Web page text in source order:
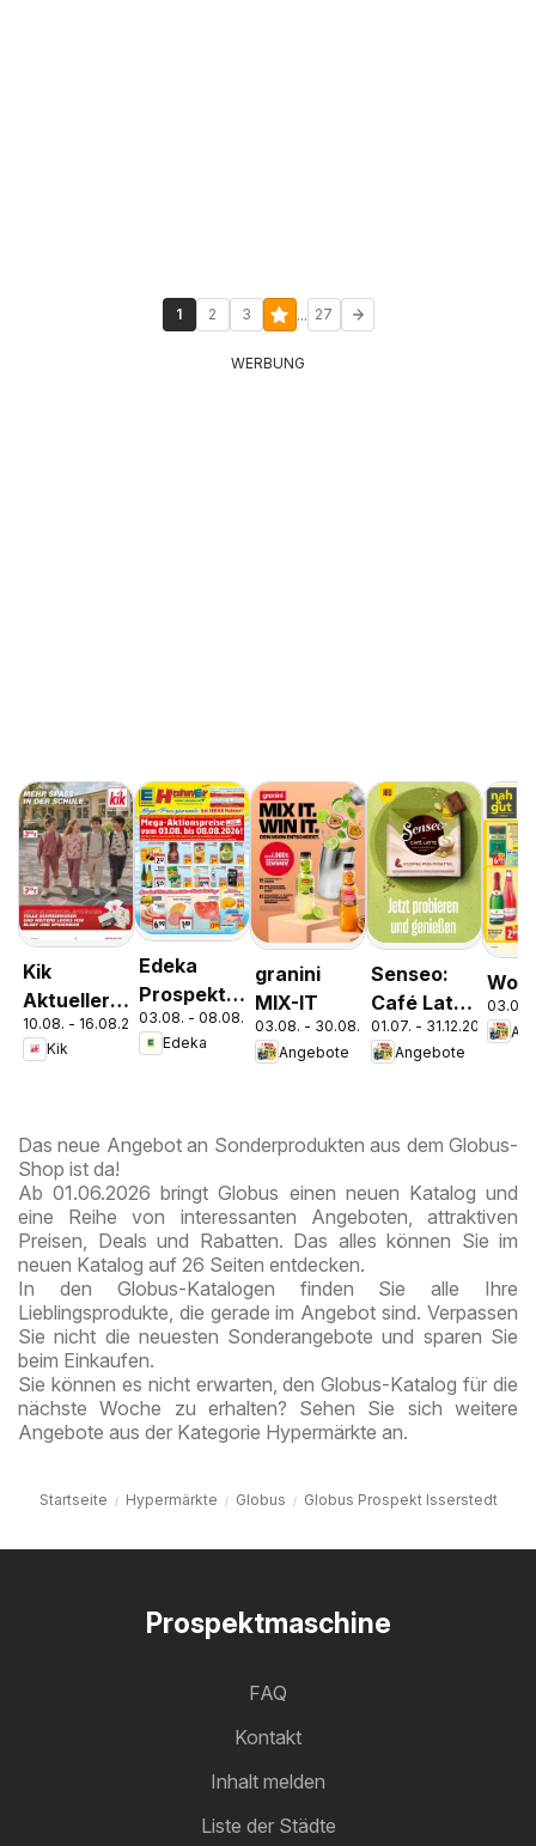
1 2 3 ... 27
WERBUNG
Kik
Aktueller
Prospekt
10.08. - 16.08.2026
Kik
Edeka
Prospekt
Parchim
03.08. - 08.08.2026
Edeka
granini
MIX-IT
03.08. - 30.08.2026
Angebote
Senseo:
Café Latte
Dubai
Chocolate
01.07. - 31.12.2026
Angebote
03.08.
Das neue Angebot an Sonderprodukten aus dem Globus-
Shop ist da!
Ab 01.06.2026 bringt Globus einen neuen Katalog und
eine Reihe von interessanten Angeboten, attraktiven
Preisen, Deals und Rabatten. Das alles können Sie im
neuen Katalog auf 26 Seiten entdecken.
In den Globus-Katalogen finden Sie alle Ihre
Lieblingsprodukte, die gerade im Angebot sind. Verpassen
Sie nicht die neuesten Sonderangebote und sparen Sie
beim Einkaufen.
Sie können es nicht erwarten, den Globus-Katalog für die
nächste Woche zu erhalten? Sehen Sie sich weitere
Angebote aus der Kategorie Hypermärkte an.
Startseite Hypermärkte Globus Globus Prospekt Isserstedt
Prospektmaschine
FAQ
Kontakt
Inhalt melden
Liste der Städte